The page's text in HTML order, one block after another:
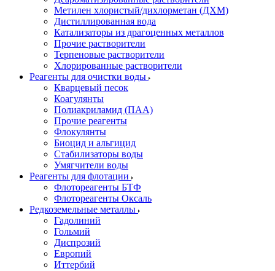
Метилен хлористый/дихлорметан (ДХМ)
Дистиллированная вода
Катализаторы из драгоценных металлов
Прочие растворители
Терпеновые растворители
Хлорированные растворители
Реагенты для очистки воды
Кварцевый песок
Коагулянты
Полиакриламид (ПАА)
Прочие реагенты
Флокулянты
Биоцид и альгицид
Стабилизаторы воды
Умягчители воды
Реагенты для флотации
Флотореагенты БТФ
Флотореагенты Оксаль
Редкоземельные металлы
Гадолиний
Гольмий
Диспрозий
Европий
Иттербий